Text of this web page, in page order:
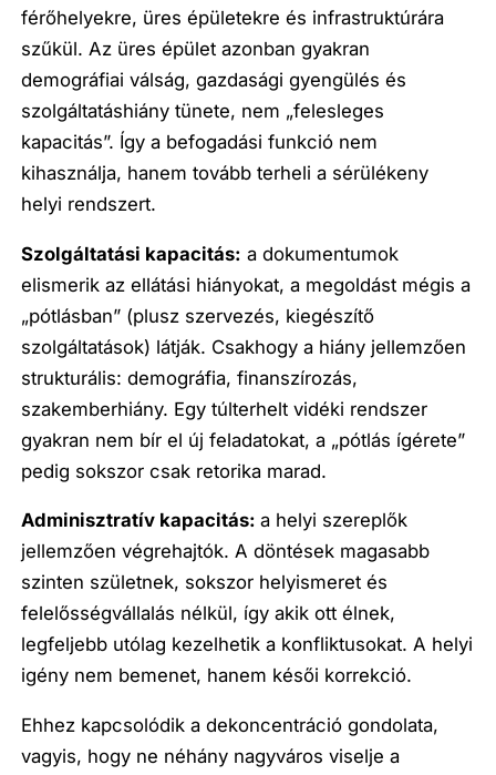
férőhelyekre, üres épületekre és infrastruktúrára
szűkül. Az üres épület azonban gyakran
demográfiai válság, gazdasági gyengülés és
szolgáltatáshiány tünete, nem „felesleges
kapacitás”. Így a befogadási funkció nem
kihasználja, hanem tovább terheli a sérülékeny
helyi rendszert.
Szolgáltatási kapacitás: a dokumentumok
elismerik az ellátási hiányokat, a megoldást mégis a
„pótlásban” (plusz szervezés, kiegészítő
szolgáltatások) látják. Csakhogy a hiány jellemzően
strukturális: demográfia, finanszírozás,
szakemberhiány. Egy túlterhelt vidéki rendszer
gyakran nem bír el új feladatokat, a „pótlás ígérete”
pedig sokszor csak retorika marad.
Adminisztratív kapacitás:a helyi szereplők
jellemzően végrehajtók. A döntések magasabb
szinten születnek, sokszor helyismeret és
felelősségvállalás nélkül, így akik ott élnek,
legfeljebb utólag kezelhetik a konfliktusokat. A helyi
igény nem bemenet, hanem késői korrekció.
Ehhez kapcsolódik a dekoncentráció gondolata,
vagyis, hogy ne néhány nagyváros viselje a